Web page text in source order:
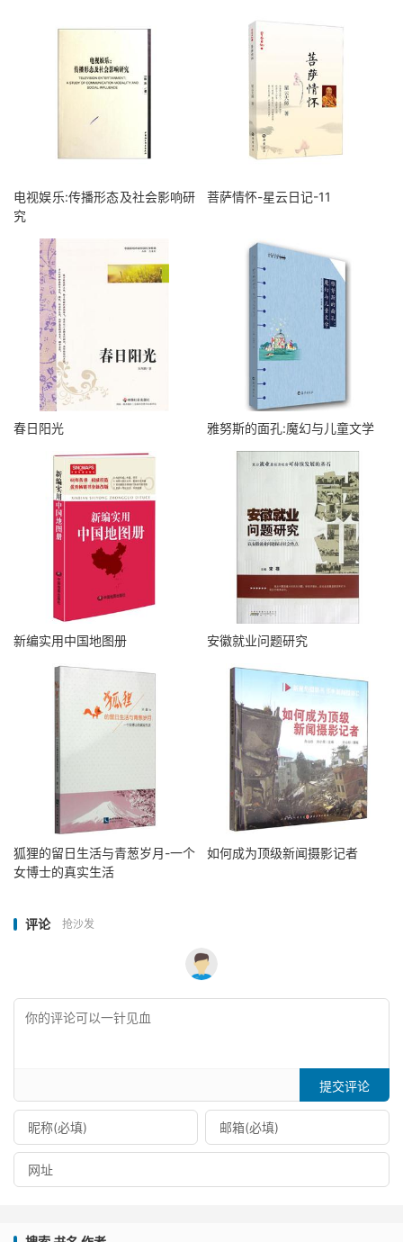
电视娱乐:传播形态及社会影响研
究
菩萨情怀-星云日记-11
春日阳光 雅努斯的面孔:魔幻与儿童文学
新编实用中国地图册 安徽就业问题研究
狐狸的留日生活与青葱岁月-一个
女博士的真实生活
如何成为顶级新闻摄影记者
评论 抢沙发
提交评论